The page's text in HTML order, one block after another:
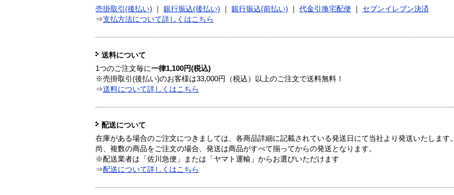
売掛取引(後払い) 銀行振込(後払い) 銀行振込(前払い) 代金引換宅配便
セブンイレブン決済
⇒支払方法について詳しくはこちら
送料について
1つのご注文毎に一律1,100円(税込)
※売掛取引(後払い)のお客様は33,000円（税込）以上のご注文で送料無料！
⇒送料について詳しくはこちら
配送について
在庫がある場合のご注文につきましては、各商品詳細に記載されている発送日にて当社より発送いたします。
尚、複数の商品をご注文の場合、発送は商品がすべて揃ってからの発送となります。
※配送業者は「佐川急便」または「ヤマト運輸」からお選びいただけます
⇒配送について詳しくはこちら